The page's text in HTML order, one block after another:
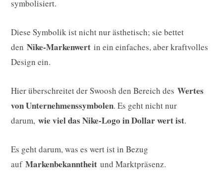
symbolisiert.
Diese Symbolik ist nicht nur ästhetisch; sie bettet
den Nike-Markenwert in ein einfaches, aber kraftvolles
Design ein.
Hier überschreitet der Swoosh den Bereich des Wertes
von Unternehmenssymbolen. Es geht nicht nur
darum, wie viel das Nike-Logo in Dollar wert ist.
Es geht darum, was es wert ist in Bezug
auf Markenbekanntheit und Marktpräsenz.